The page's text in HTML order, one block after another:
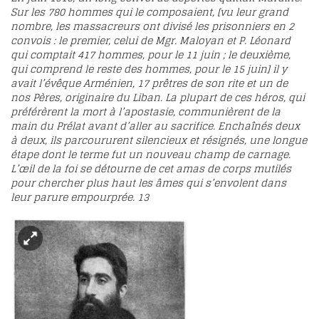
Sur les 780 hommes qui le composaient, [vu leur grand
nombre, les massacreurs ont divisé les prisonniers en 2
convois : le premier, celui de Mgr. Maloyan et P. Léonard
qui comptait 417 hommes, pour le 11 juin ; le deuxième,
qui comprend le reste des hommes, pour le 15 juin] il y
avait l’évêque Arménien, 17 prêtres de son rite et un de
nos Pères, originaire du Liban. La plupart de ces héros, qui
préférèrent la mort à l’apostasie, communièrent de la
main du Prélat avant d’aller au sacrifice. Enchaînés deux
à deux, ils parcoururent silencieux et résignés, une longue
étape dont le terme fut un nouveau champ de carnage.
L’œil de la foi se détourne de cet amas de corps mutilés
pour chercher plus haut les âmes qui s’envolent dans
leur parure empourprée. 13